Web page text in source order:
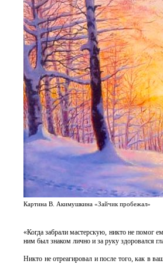
Картина В. Акимушкина «Зайчик пробежал»
«Когда забрали мастерскую, никто не помог
ним был знаком лично и за руку здоровался
Никто не отреагировал и после того, как в